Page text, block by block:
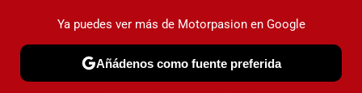
PRUEBAS COCHES ELÉCTRICOS OBSERVATORIO
Ya puedes ver más de Motorpasion en Google
Añádenos como fuente preferida